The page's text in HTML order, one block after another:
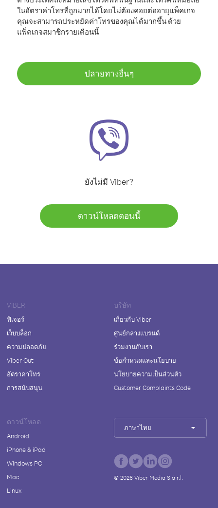
ในอัตราค่าโทรที่ถูกมากได้โดยไม่ต้องคอยต่ออายุแพ็คเกจ
คุณจะสามารถประหยัดค่าโทรของคุณได้มากขึ้น ด้วย
แพ็คเกจสมาชิกรายเดือนนี้
ปลายทางอื่นๆ
ยังไม่มี Viber?
ดาวน์โหลดตอนนี้
VIBER
ฟีเจอร์
เว็บบล็อก
ความปลอดภัย
Viber Out
อัตราค่าโทร
การสนับสนุน
บริษัท
เกี่ยวกับ Viber
ศูนย์กลางแบรนด์
ร่วมงานกับเรา
ข้อกำหนดและนโยบาย
นโยบายความเป็นส่วนตัว
Customer Complaints Code
ดาวน์โหลด
Android
iPhone & iPad
Windows PC
Mac
Linux
ภาษาไทย
© 2026Viber Media S.à r.l.